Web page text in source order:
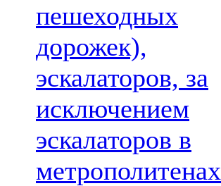
пешеходных
дорожек),
эскалаторов, за
исключением
эскалаторов в
метрополитенах